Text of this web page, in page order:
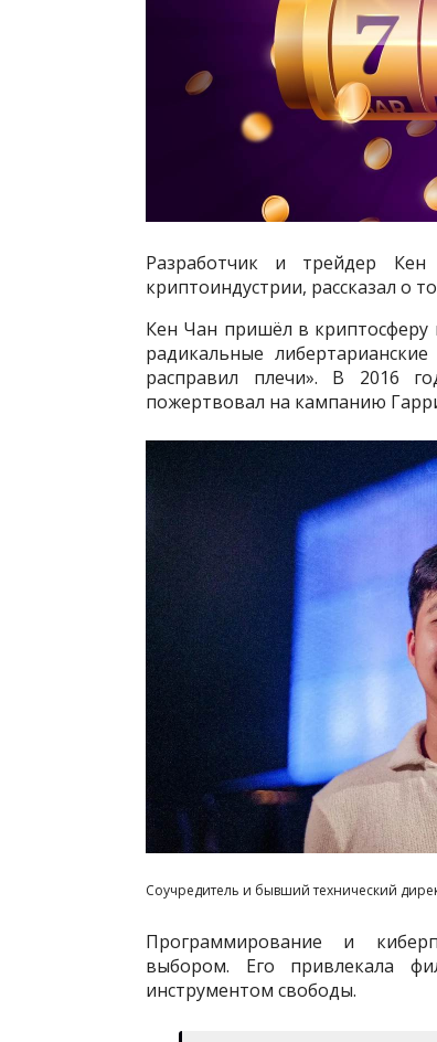
Разработчик и трейдер
криптоиндустрии, рассказал о
Кен Чан пришёл в криптосферу
радикальные
расправил плечи». В 2016
пожертвовал на кампанию
Соучредитель и бывший технический
Программирование и
выбором. Его привлекала
инструментом свободы.